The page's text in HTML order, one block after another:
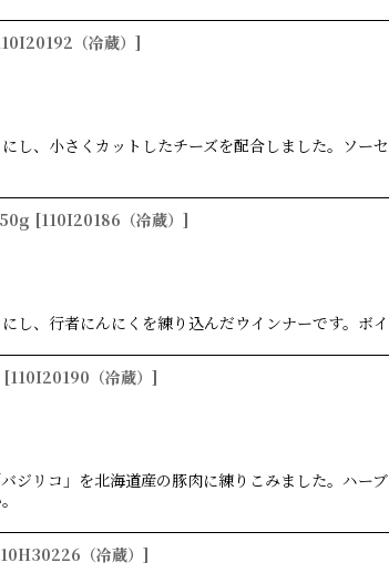
（冷蔵） ]
し、小さくカットしたチーズを配合しました。ソ
[110I20186（冷蔵） ]
し、行者にんにくを練り込んだウインナーです。ボ
[110I20190（冷蔵） ]
ジリコ」を北海道産の豚肉に練りこみました。ハ
（冷蔵） ]